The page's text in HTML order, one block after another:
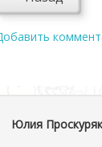
Юлия